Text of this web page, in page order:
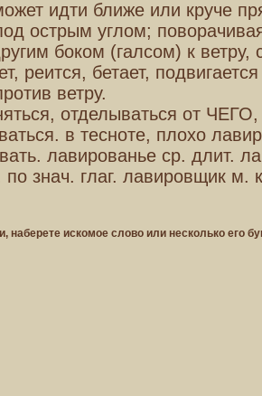
идти ближе или круче
острым углом;
боком (галсом) к ветру,
реится, бетает,
ветру.
отделываться от ЧЕГО,
в тесноте, плохо
лавированье ср. длит.
по знач. глаг. лавировщик м.
наберете искомое слово или несколько его